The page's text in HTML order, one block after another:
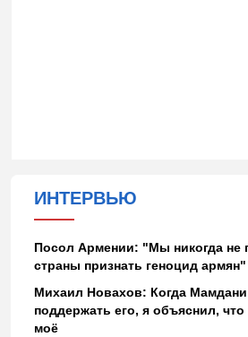
ИНТЕРВЬЮ
Посол Армении: "Мы никогда не
страны признать геноцид армян"
Михаил Новахов: Когда
поддержать его, я объяснил,
моё